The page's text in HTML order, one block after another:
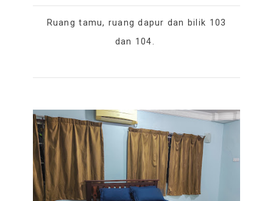
Ruang tamu, ruang dapur dan bilik 103
dan 104.